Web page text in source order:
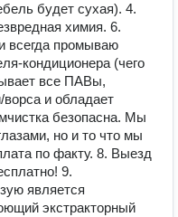
будет сухая). 4.
химия. 6.
всегда промываю
кондиционера (чего
все ПАВы,
ворса и обладает
безопасна. Мы
но и то что мы
по факту. 8. Выезд
9.
является
экстракторный